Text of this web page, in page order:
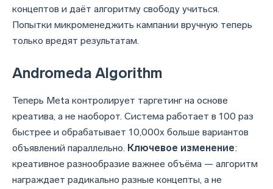
концептов и даёт алгоритму свободу учиться.
Попытки микроменеджить кампании вручную теперь
только вредят результатам.
Andromeda Algorithm
Теперь Meta контролирует таргетинг на основе
креатива, а не наоборот. Система работает в 100 раз
быстрее и обрабатывает 10,000x больше вариантов
объявлений параллельно. Ключевое изменение:
креативное разнообразие важнее объёма — алгоритм
награждает радикально разные концепты, а не